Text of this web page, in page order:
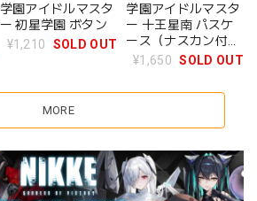
学園アイドルマスタ
ー 初星学園 ボタン
¥1,210
SOLD OUT
学園アイドルマスタ
ー 十王星南 パスケ
ース（ナスカン付
き）
¥1,650 SOLD OUT
MORE